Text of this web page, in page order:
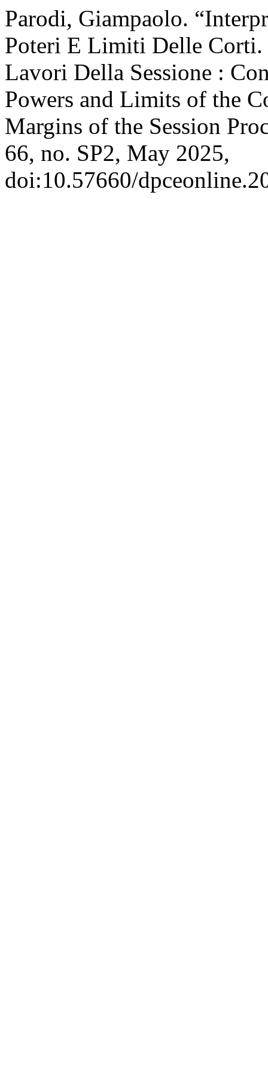
Parodi, Giampaolo.
Poteri E Limiti Delle Corti.
Lavori Della Sessione :
Powers and Limits of the
Margins of the Session
66, no. SP2, May 2025,
doi:10.57660/